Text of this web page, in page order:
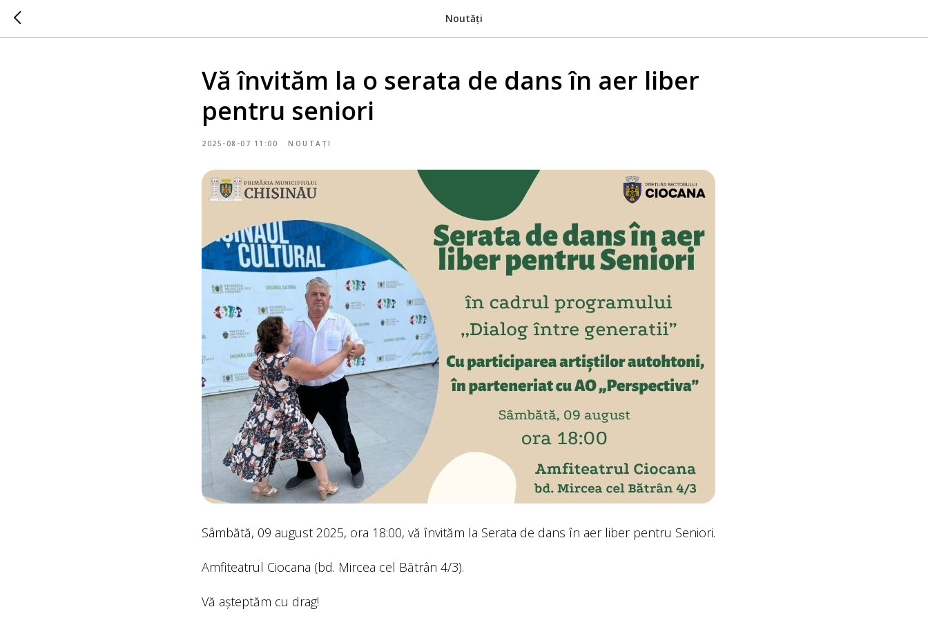
Noutăți
Vă învităm la o serata de dans în aer liber
pentru seniori
2025-08-07 11:00 NOUTAȚI
Sâmbătă, 09 august 2025, ora 18:00, vă învităm la Serata de dans în aer liber pentru Seniori.
Amfiteatrul Ciocana (bd. Mircea cel Bătrân 4/3).
Vă așteptăm cu drag!